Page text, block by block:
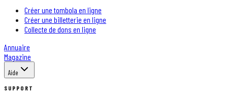
Créer une tombola en ligne
Créer une billetterie en ligne
Collecte de dons en ligne
Annuaire
Magazine
Aide
SUPPORT